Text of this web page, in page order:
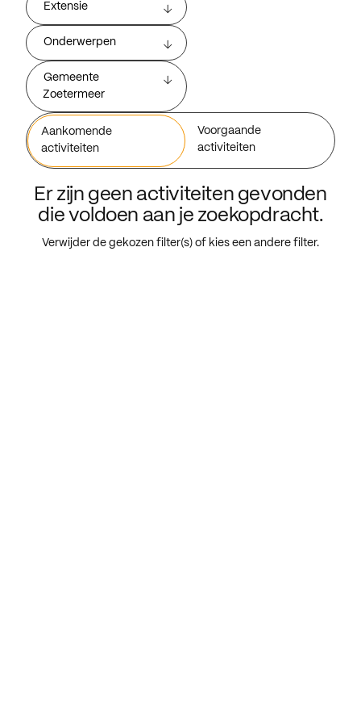
Extensie
Onderwerpen
Gemeente
Zoetermeer
Aankomende
activiteiten
Voorgaande
activiteiten
Er zijn geen activiteiten gevonden
die voldoen aan je zoekopdracht.
Verwijder de gekozen filter(s) of kies een andere filter.